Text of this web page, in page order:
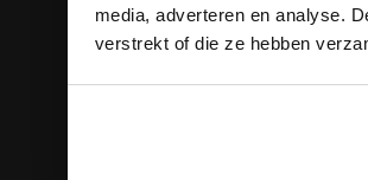
media, adverteren en analyse.
verstrekt of die ze hebben
We zijn bekend met de
https://
momenteel aan het
hoog in het vaandel staan